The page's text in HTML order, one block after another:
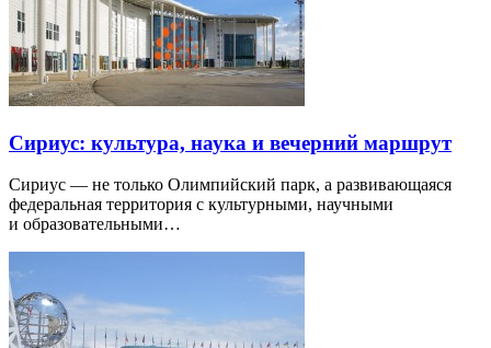
Сириус: культура, наука и вечерний маршрут
Сириус — не только Олимпийский парк, а развивающаяся
федеральная территория с культурными, научными
и образовательными…